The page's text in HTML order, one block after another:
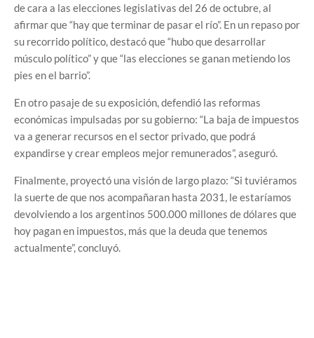
de cara a las elecciones legislativas del 26 de octubre, al
afirmar que “hay que terminar de pasar el río”. En un repaso por
su recorrido político, destacó que “hubo que desarrollar
músculo político” y que “las elecciones se ganan metiendo los
pies en el barrio”.
En otro pasaje de su exposición, defendió las reformas
económicas impulsadas por su gobierno: “La baja de impuestos
va a generar recursos en el sector privado, que podrá
expandirse y crear empleos mejor remunerados”, aseguró.
Finalmente, proyectó una visión de largo plazo: “Si tuviéramos
la suerte de que nos acompañaran hasta 2031, le estaríamos
devolviendo a los argentinos 500.000 millones de dólares que
hoy pagan en impuestos, más que la deuda que tenemos
actualmente”, concluyó.